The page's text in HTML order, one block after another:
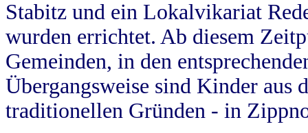
Stabitz und ein Lokalvikariat
wurden errichtet. Ab diesem
Gemeinden, in den
Übergangsweise sind Kinder aus
traditionellen Gründen - in